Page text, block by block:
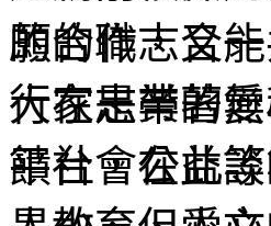
願的職志合
大家是帶著
饋社會公益